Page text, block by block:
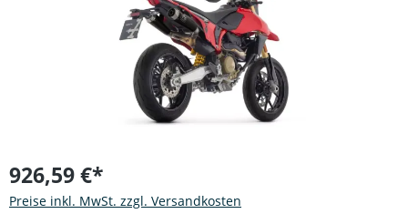
926,59 €*
Preise inkl. MwSt. zzgl. Versandkosten